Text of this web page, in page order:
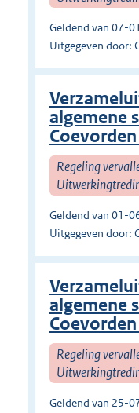
Geldend van 07-
Uitgegeven door:
algemene
Regeling
Geldend van 01-
Uitgegeven door:
algemene
Regeling
Geldend van 25-